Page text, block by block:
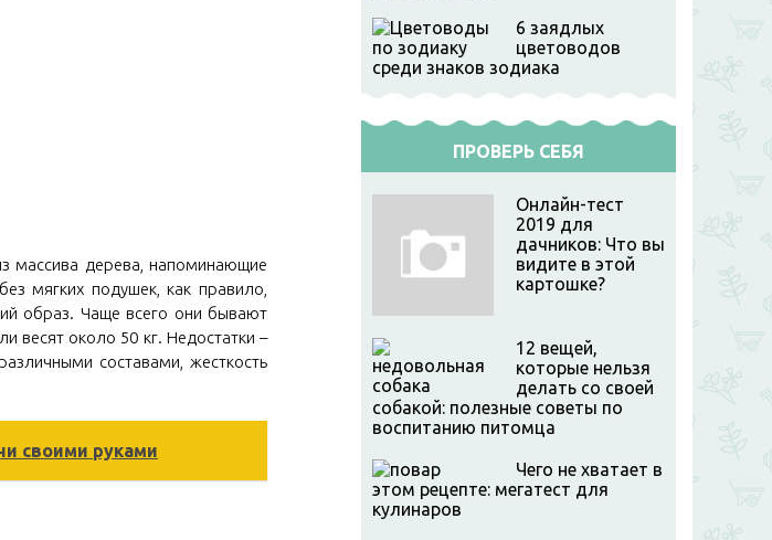
массива дерева, напоминающие
мягких подушек, как правило,
образ. Чаще всего они бывают
весят около 50 кг. Недостатки –
составами, жесткость
своими руками
6 заядлых
цветоводов
среди знаков зодиака
ПРОВЕРЬ СЕБЯ
Онлайн-тест
2019 для
дачников: Что вы
видите в этой
картошке?
12 вещей,
которые нельзя
делать со своей
собакой: полезные советы по
воспитанию питомца
Чего не хватает в
этом рецепте: мегатест для
кулинаров